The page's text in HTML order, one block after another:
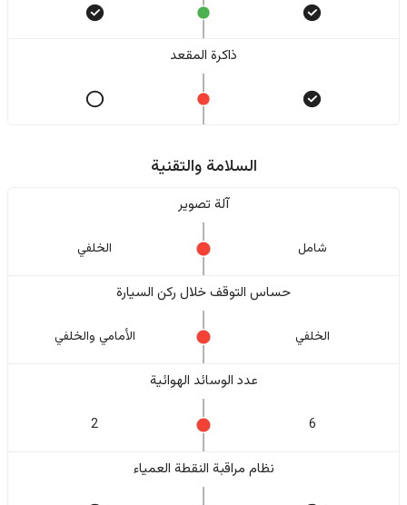
ذاكرة المقعد
السلامة والتقنية
آلة تصوير
شامل الخلفي
حساس التوقف خلال ركن السيارة
الخلفي الأمامي والخلفي
عدد الوسائد الهوائية
6
2
نظام مراقبة النقطة العمياء